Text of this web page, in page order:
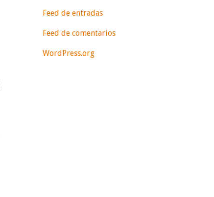
Feed de entradas
Feed de comentarios
WordPress.org